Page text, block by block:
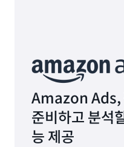
Amazon Ads,
준비하고 분석
능 제공